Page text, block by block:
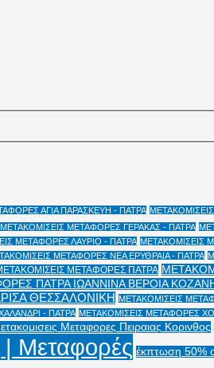
ΑΓΙΑ ΠΑΡΑΣΚΕΥΗ - ΠΑΤΡΑ
ΜΕΤΑΚΟΜΙΣΕΙΣ ΜΕΤΑΦΟΡΕΣ ΓΕΡΑΚΑΣ - ΠΑΤΡΑ
ΜΕΤΑΦΟΡΕΣ ΛΑΥΡΙΟ - ΠΑΤΡΑ ΜΕΤΑΚΟΜΙΣΕΙΣ
ΜΕΤΑΦΟΡΕΣ ΝΕΑ ΕΡΥΘΡΑΙΑ - ΠΑΤΡΑ
ΜΕΤΑΦΟΡΕΣ ΠΑΤΡΑ
ΠΑΤΡΑ ΙΩΑΝΝΙΝΑ ΒΕΡΟΙΑ
ΘΕΣΣΑΛΟΝΙΚΗ ΜΕΤΑΚΟΜΙΣΕΙΣ
- ΠΑΤΡΑ ΜΕΤΑΚΟΜΙΣΕΙΣ ΜΕΤΑΦΟΡΕΣ
Μεταφορες Πειραιας Κορινθος
| Μεταφορές έκπτωση 50%